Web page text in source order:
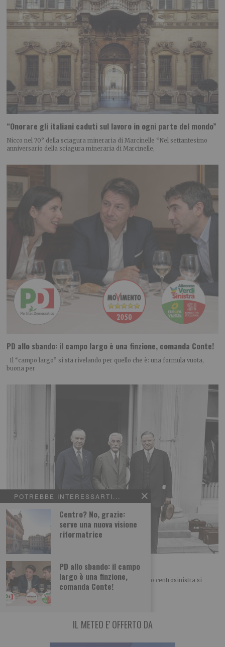
POTREBBE INTERESSARTI...
Centro? No, grazie:
serve una nuova visione
riformatrice
PD allo sbando: il campo
largo è una finzione,
comanda Conte!
“Onorare gli italiani caduti sul lavoro in ogni parte del mondo”
Nicco nel 70° della sciagura mineraria di Marcinelle “Nel settantesimo
anniversario della sciagura mineraria di Marcinelle,
PD allo sbando: il campo largo è una finzione, comanda Conte!
Il “campo largo” si sta rivelando per quello che è: una formula vuota,
buona per
Ennio Caretto: Gli “Anni furenti” degli Usa
FINESTRA SUL MONDO Nel nostro “Campo largo” o centrosinistra si
litiga di nuovo sulla politica estera. O meglio
IL METEO E' OFFERTO DA